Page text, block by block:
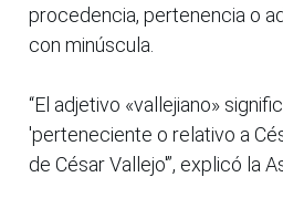
procedencia, pertenencia o
con minúscula.
“El adjetivo «vallejiano»
'perteneciente o relativo a
de César Vallejo'”, explicó la